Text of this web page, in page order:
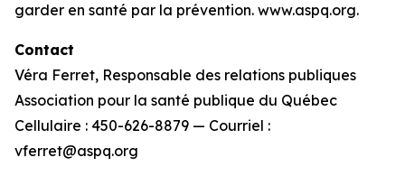
garder en santé par la prévention. www.aspq.org.
Contact
Véra Ferret, Responsable des relations publiques
Association pour la santé publique du Québec
Cellulaire : 450-626-8879 — Courriel :
vferret@aspq.org